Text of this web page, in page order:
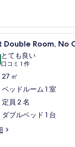
スク、ノートパソコン
Double Room, No
点中 8.0
とても良い
口コミ 1 件
(口
コ
ミ
1
件)
27 ㎡
ベッドルーム 1 室
定員 2 名
ダブルベッド 1 台